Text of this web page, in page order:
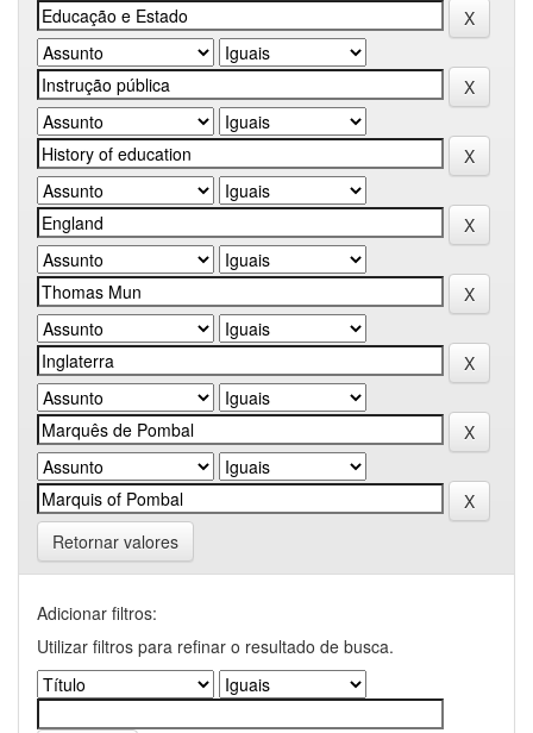
Retornar valores
Adicionar filtros:
Utilizar filtros para refinar o resultado de busca.